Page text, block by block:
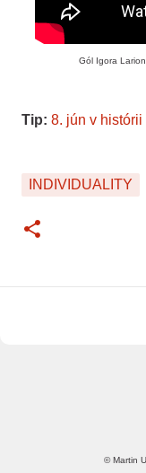
Gól Igora
Tip: 8. jún v
INDIVIDUALITY
© Martin